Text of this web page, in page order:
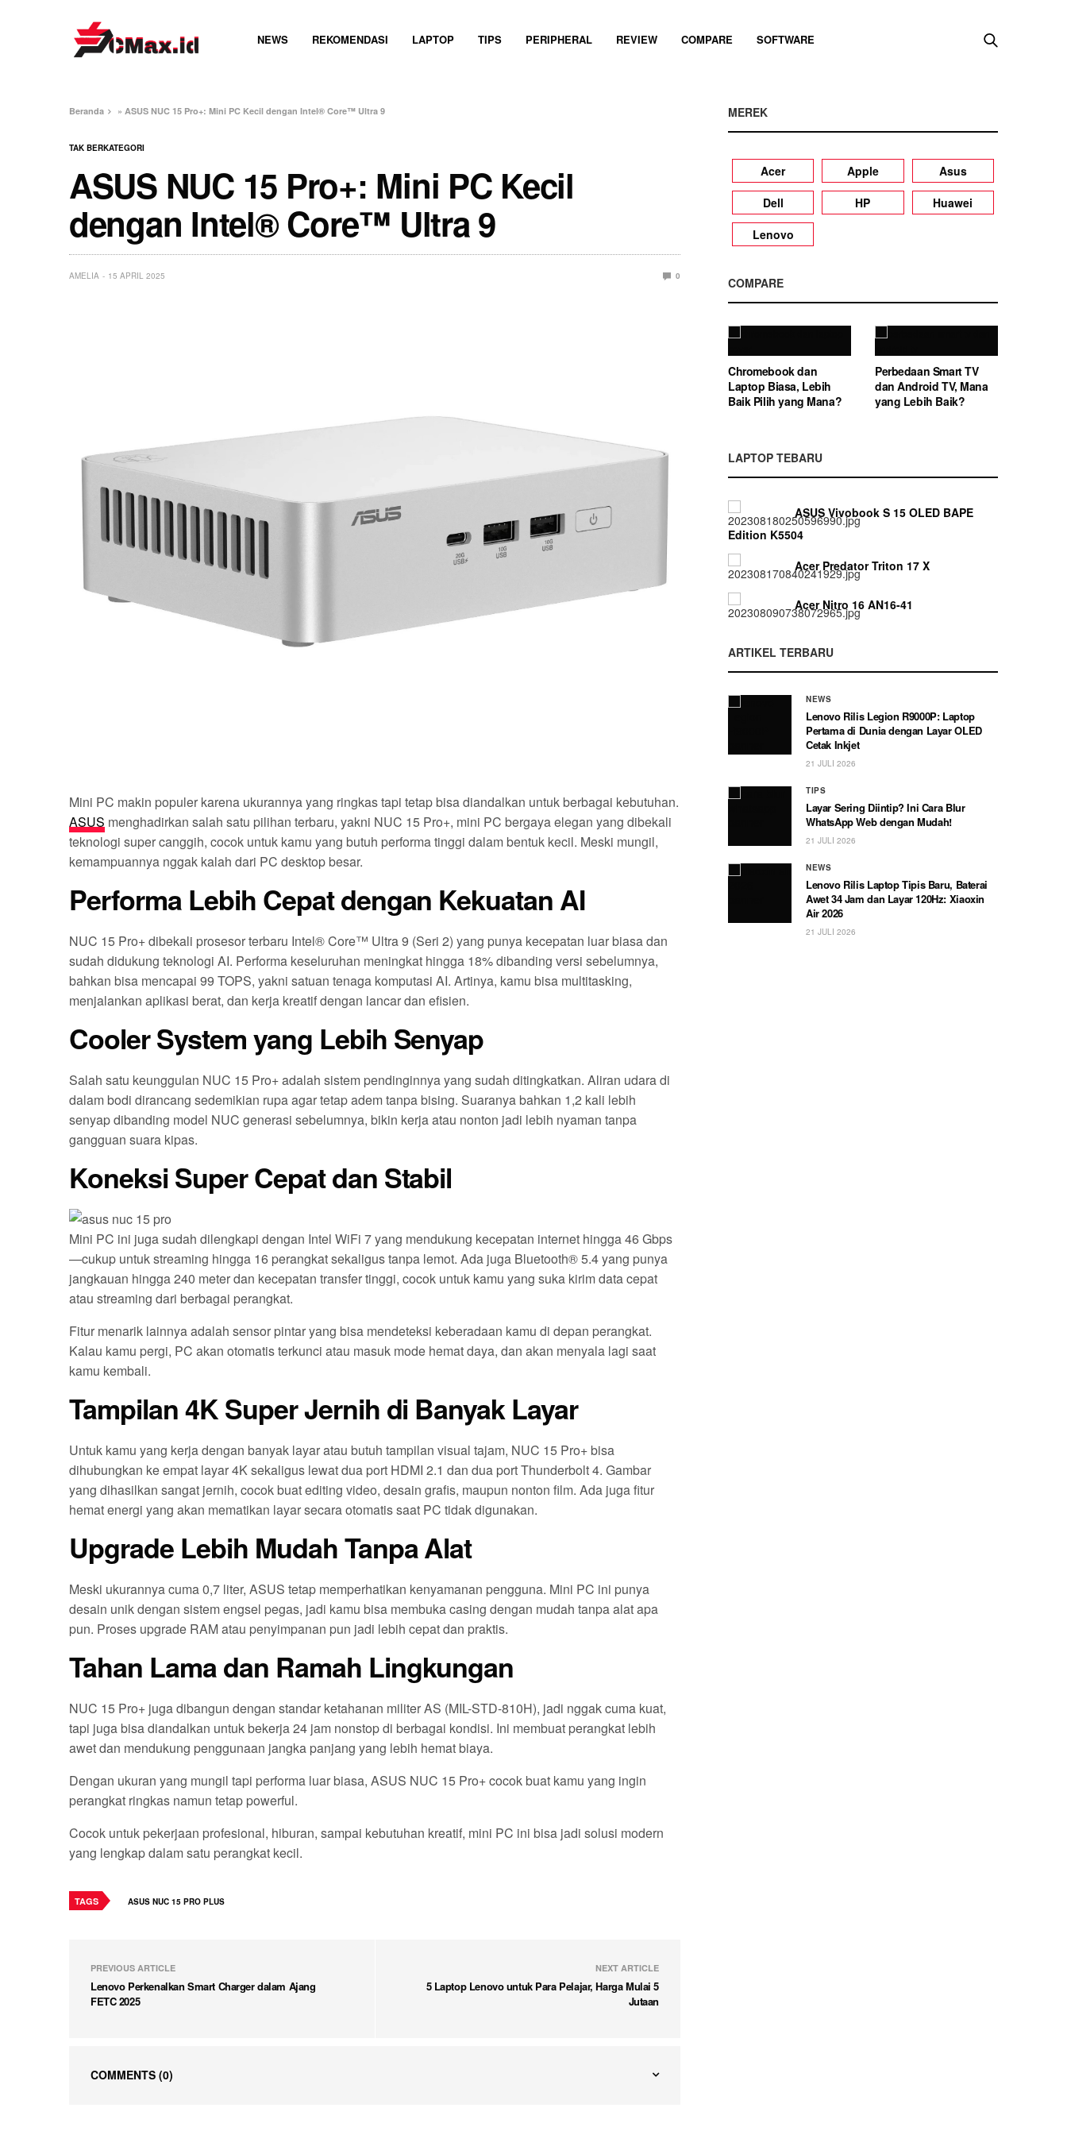
NEWS REKOMENDASI LAPTOP TIPS PERIPHERAL REVIEW COMPARE SOFTWARE
Beranda » ASUS NUC 15 Pro+: Mini PC Kecil dengan Intel® Core™ Ultra 9
TAK BERKATEGORI
ASUS NUC 15 Pro+: Mini PC Kecil
dengan Intel® Core™ Ultra 9
AMELIA 15 APRIL 2025 0
Mini PC makin populer karena ukurannya yang ringkas tapi tetap bisa diandalkan untuk berbagai kebutuhan.
ASUS menghadirkan salah satu pilihan terbaru, yakni NUC 15 Pro+, mini PC bergaya elegan yang dibekali
teknologi super canggih, cocok untuk kamu yang butuh performa tinggi dalam bentuk kecil. Meski mungil,
kemampuannya nggak kalah dari PC desktop besar.
Performa Lebih Cepat dengan Kekuatan AI
NUC 15 Pro+ dibekali prosesor terbaru Intel® Core™ Ultra 9 (Seri 2) yang punya kecepatan luar biasa dan
sudah didukung teknologi AI. Performa keseluruhan meningkat hingga 18% dibanding versi sebelumnya,
bahkan bisa mencapai 99 TOPS, yakni satuan tenaga komputasi AI. Artinya, kamu bisa multitasking,
menjalankan aplikasi berat, dan kerja kreatif dengan lancar dan efisien.
Cooler System yang Lebih Senyap
Salah satu keunggulan NUC 15 Pro+ adalah sistem pendinginnya yang sudah ditingkatkan. Aliran udara di
dalam bodi dirancang sedemikian rupa agar tetap adem tanpa bising. Suaranya bahkan 1,2 kali lebih
senyap dibanding model NUC generasi sebelumnya, bikin kerja atau nonton jadi lebih nyaman tanpa
gangguan suara kipas.
Koneksi Super Cepat dan Stabil
Mini PC ini juga sudah dilengkapi dengan Intel WiFi 7 yang mendukung kecepatan internet hingga 46 Gbps
—cukup untuk streaming hingga 16 perangkat sekaligus tanpa lemot. Ada juga Bluetooth® 5.4 yang punya
jangkauan hingga 240 meter dan kecepatan transfer tinggi, cocok untuk kamu yang suka kirim data cepat
atau streaming dari berbagai perangkat.
Fitur menarik lainnya adalah sensor pintar yang bisa mendeteksi keberadaan kamu di depan perangkat.
Kalau kamu pergi, PC akan otomatis terkunci atau masuk mode hemat daya, dan akan menyala lagi saat
kamu kembali.
Tampilan 4K Super Jernih di Banyak Layar
Untuk kamu yang kerja dengan banyak layar atau butuh tampilan visual tajam, NUC 15 Pro+ bisa
dihubungkan ke empat layar 4K sekaligus lewat dua port HDMI 2.1 dan dua port Thunderbolt 4. Gambar
yang dihasilkan sangat jernih, cocok buat editing video, desain grafis, maupun nonton film. Ada juga fitur
hemat energi yang akan mematikan layar secara otomatis saat PC tidak digunakan.
Upgrade Lebih Mudah Tanpa Alat
Meski ukurannya cuma 0,7 liter, ASUS tetap memperhatikan kenyamanan pengguna. Mini PC ini punya
desain unik dengan sistem engsel pegas, jadi kamu bisa membuka casing dengan mudah tanpa alat apa
pun. Proses upgrade RAM atau penyimpanan pun jadi lebih cepat dan praktis.
Tahan Lama dan Ramah Lingkungan
NUC 15 Pro+ juga dibangun dengan standar ketahanan militer AS (MIL-STD-810H), jadi nggak cuma kuat,
tapi juga bisa diandalkan untuk bekerja 24 jam nonstop di berbagai kondisi. Ini membuat perangkat lebih
awet dan mendukung penggunaan jangka panjang yang lebih hemat biaya.
Dengan ukuran yang mungil tapi performa luar biasa, ASUS NUC 15 Pro+ cocok buat kamu yang ingin
perangkat ringkas namun tetap powerful.
Cocok untuk pekerjaan profesional, hiburan, sampai kebutuhan kreatif, mini PC ini bisa jadi solusi modern
yang lengkap dalam satu perangkat kecil.
TAGS ASUS NUC 15 PRO PLUS
PREVIOUS ARTICLE
Lenovo Perkenalkan Smart Charger dalam Ajang
FETC 2025
NEXT ARTICLE
5 Laptop Lenovo untuk Para Pelajar, Harga Mulai 5
Jutaan
COMMENTS (0)
MEREK
Acer Apple
Asus
Dell
HP
Huawei
Lenovo
COMPARE
Chromebook dan
Laptop Biasa, Lebih
Baik Pilih yang Mana?
Perbedaan Smart TV
dan Android TV, Mana
yang Lebih Baik?
LAPTOP TEBARU
ASUS Vivobook S 15 OLED BAPE
Edition K5504
Acer Predator Triton 17 X
Acer Nitro 16 AN16-41
ARTIKEL TERBARU
NEWS
Lenovo Rilis Legion R9000P: Laptop
Pertama di Dunia dengan Layar OLED
Cetak Inkjet
21 JULI 2026
TIPS
Layar Sering Diintip? Ini Cara Blur
WhatsApp Web dengan Mudah!
21 JULI 2026
NEWS
Lenovo Rilis Laptop Tipis Baru, Baterai
Awet 34 Jam dan Layar 120Hz: Xiaoxin
Air 2026
21 JULI 2026